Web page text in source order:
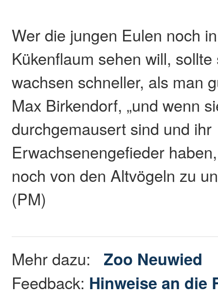
Wer die jungen Eulen noch
Kükenflaum sehen will, sollte
wachsen schneller, als man
Max Birkendorf, „und wenn
durchgemausert sind und ihr
Erwachsenengefieder
noch von den Altvögeln zu
(PM)
Mehr dazu: Zoo Neuwied
Feedback: Hinweise an die